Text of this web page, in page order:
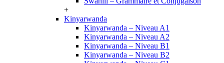
+
Kinyarwanda
Kinyarwanda – Niveau A1
Kinyarwanda – Niveau A2
Kinyarwanda – Niveau B1
Kinyarwanda – Niveau B2